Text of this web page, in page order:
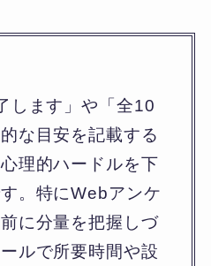
します」や「全10
な目安を記載する
理的ハードルを下
。特にWebアンケ
に分量を把握しづ
ルで所要時間や設